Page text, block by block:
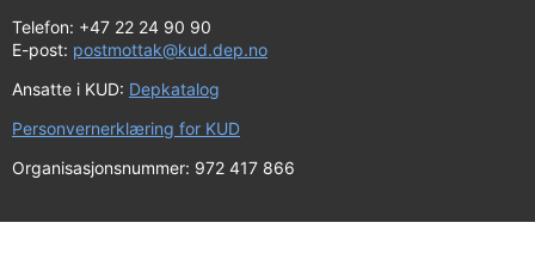
Telefon: +47 22 24 90 90
E-post: postmottak@kud.dep.no
Ansatte i KUD: Depkatalog
Personvernerklæring for KUD
Organisasjonsnummer: 972 417 866